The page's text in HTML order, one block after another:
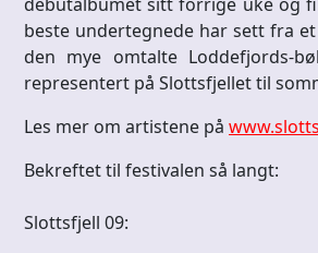
beste undertegnede har sett fra
den mye omtalte Loddefjords-
representert på Slottsfjellet til
Les mer om artistene på
Bekreftet til festivalen så langt:
Slottsfjell 09: